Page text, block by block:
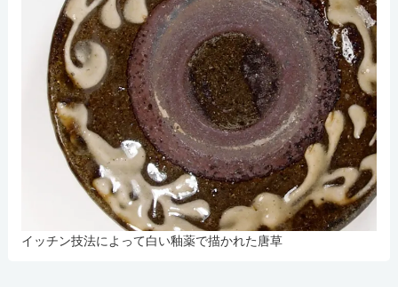
イッチン技法によって白い釉薬で描かれた唐草